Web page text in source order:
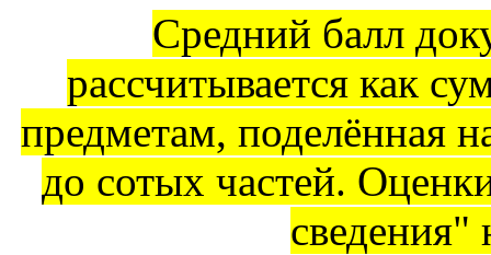
Средний балл
рассчитывается как
предметам, поделённая
до сотых частей.
сведения"